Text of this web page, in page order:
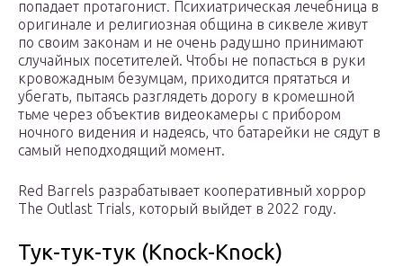
попадает протагонист. Психиатрическая лечебница в
оригинале и религиозная община в сиквеле живут
по своим законам и не очень радушно принимают
случайных посетителей. Чтобы не попасться в руки
кровожадным безумцам, приходится прятаться и
убегать, пытаясь разглядеть дорогу в кромешной
тьме через объектив видеокамеры с прибором
ночного видения и надеясь, что батарейки не сядут в
самый неподходящий момент.
Red Barrels разрабатывает кооперативный хоррор
The Outlast Trials, который выйдет в 2022 году.
Тук-тук-тук (Knock-Knock)